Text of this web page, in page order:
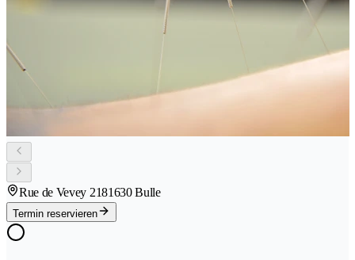
Rue de Vevey 2181630 Bulle
Termin reservieren